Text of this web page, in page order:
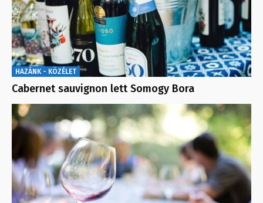
HAZÁNK - KÖZÉLET
Cabernet sauvignon lett Somogy Bora